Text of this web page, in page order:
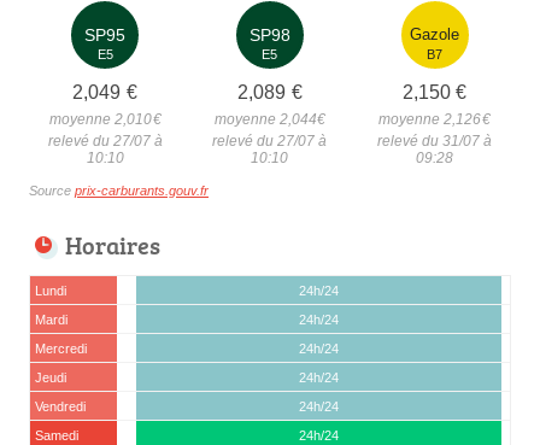
SP95
E5
2,049 €
moyenne 2,010€
relevé du 27/07 à
10:10
SP98
E5
2,089 €
moyenne 2,044€
relevé du 27/07 à
10:10
Gazole
B7
2,150 €
moyenne 2,126€
relevé du 31/07 à
09:28
Source prix-carburants.gouv.fr
Horaires
Lundi
24h/24
Mardi
24h/24
Mercredi
24h/24
Jeudi
24h/24
Vendredi
24h/24
Samedi
24h/24